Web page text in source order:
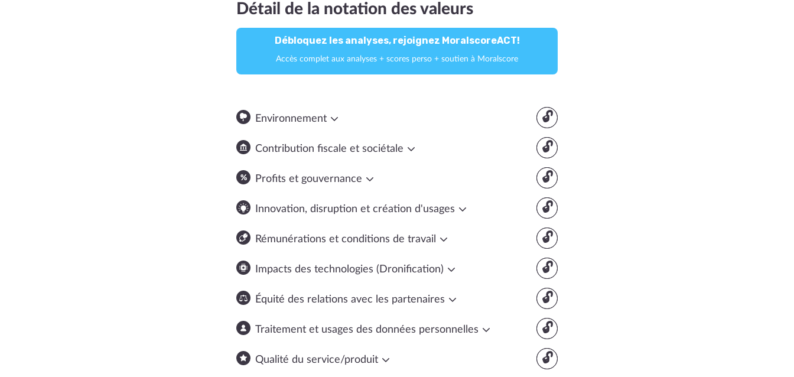
Détail de la notation des valeurs
Débloquez les analyses, rejoignez MoralscoreACT!
Accès complet aux analyses + scores perso + soutien à Moralscore
🔓
Environnement
🔓
Contribution fiscale et sociétale
🔓
Profits et gouvernance
🔓
Innovation, disruption et création d'usages
🔓
Rémunérations et conditions de travail
🔓
Impacts des technologies (Dronification)
🔓
Équité des relations avec les partenaires
🔓
Traitement et usages des données personnelles
🔓
Qualité du service/produit
1,5